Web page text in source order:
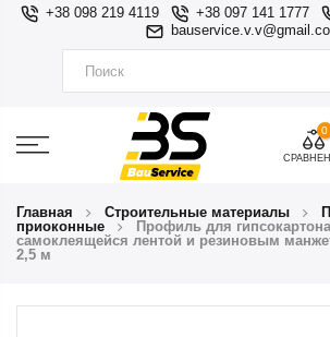
+38 098 219 4119 +38 097 141 1777
0
Главная Строительные материалы
приоконные
Профиль для
самоклеящейся лентой и резиновым
2,5 м